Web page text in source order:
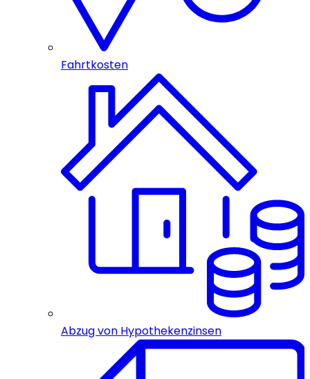
Fahrtkosten
Abzug von Hypothekenzinsen